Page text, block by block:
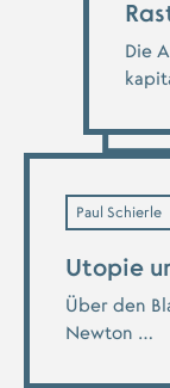
Die
Paul Schierle
Utopie
Über den
Newton …